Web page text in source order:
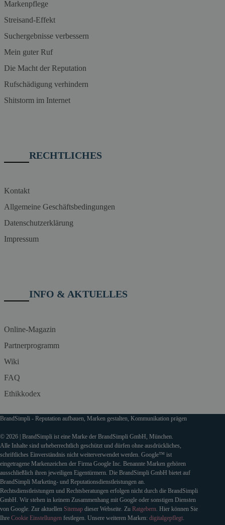
Markenpflege
Streisand-Effekt
Suchergebnisse verbessern
Mein guter Ruf
Die Macht der Reputation
Rufschädigung verhindern
Shitstorm im Internet
RECHTLICHES
Kontakt
Allgemeine Geschäftsbedingungen
Datenschutzerklärung
Impressum
INFO & AKTUELLES
Online-Magazin
Partnerprogramm
Wiki
FAQ
Ethikkodex
BrandSimpli - Reputation aufbauen, Marken gestalten, Kommunikation prägen
© 2026 | BrandSimpli ist eine Marke der BrandSimpli GmbH, München.
Alle Inhalte sind urheberrechtlich geschützt und dürfen ohne ausdrückliches,
schriftliches Einverständnis nicht weiterverwendet werden. Google™ ist
eingetragene Markenzeichen der Firma Google Inc. Benannte Marken gehören
ausschließlich ihren jeweiligen Eigentürmern. Die BrandSimpli GmbH bietet auf
BrandSimpli Marketing- und Reputationsdienstleistungen an.
Rechtsdienstleistungen und Rechtsberatungen erfolgen nicht durch die BrandSimpli
GmbH. Wir stehen in keinem Zusammenhang mit Google oder sonstigen Diensten
von Google. Zur aktuellen Sitemap dieser Webseite. Zu Ratgebern. Hier können Sie
Ihre Cookie Einstellungen festlegen. Unsere weiteren Marken: digitalgepflegt.